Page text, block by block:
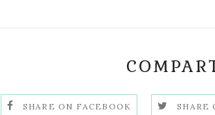
SHARE ON FACEBOOK SHARE